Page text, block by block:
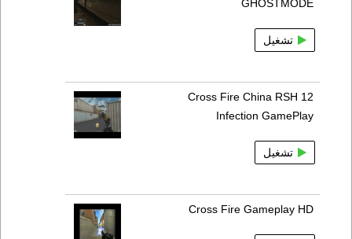
GHOSTMODE
تشغيل
Cross Fire China RSH 12
Infection GamePlay
تشغيل
Cross Fire Gameplay HD